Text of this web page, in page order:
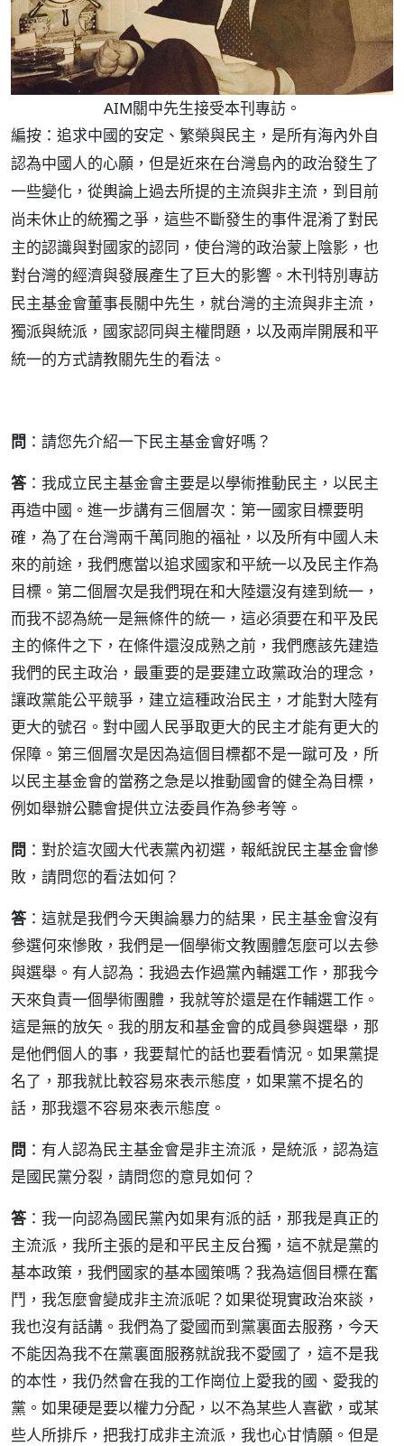
AIM關中先生接受本刊專訪。
編按：追求中國的安定、繁榮與民主，是所有海內外自
認為中國人的心願，但是近來在台灣島內的政治發生了
一些變化，從輿論上過去所提的主流與非主流，到目前
尚未休止的統獨之爭，這些不斷發生的事件混淆了對民
主的認識與對國家的認同，使台灣的政治蒙上陰影，也
對台灣的經濟與發展產生了巨大的影響。木刊特別專訪
民主基金會董事長關中先生，就台灣的主流與非主流，
獨派與統派，國家認同與主權問題，以及兩岸開展和平
統一的方式請教關先生的看法。
問 ：請您先介紹一下民主基金會好嗎？
答：我成立民主基金會主要是以學術推動民主，以民主
再造中國。進一步講有三個層次：第一國家目標要明
確，為了在台灣兩千萬同胞的福祉，以及所有中國人未
來的前途，我們應當以追求國家和平統一以及民主作為
目標。第二個層次是我們現在和大陸還沒有達到統一，
而我不認為統一是無條件的統一，這必須要在和平及民
主的條件之下，在條件還沒成熟之前，我們應該先建造
我們的民主政治，最重要的是要建立政黨政治的理念，
讓政黨能公平競爭，建立這種政治民主，才能對大陸有
更大的號召。對中國人民爭取更大的民主才能有更大的
保障。第三個層次是因為這個目標都不是一蹴可及，所
以民主基金會的當務之急是以推動國會的健全為目標，
例如舉辦公聽會提供立法委員作為參考等。
問 ：對於這次國大代表黨內初選，報紙說民主基金會慘
敗，請問您的看法如何？
答：這就是我們今天輿論暴力的結果，民主基金會沒有
參選何來慘敗，我們是一個學術文教團體怎麼可以去參
與選舉。有人認為：我過去作過黨內輔選工作，那我今
天來負責一個學術團體，我就等於還是在作輔選工作。
這是無的放矢。我的朋友和基金會的成員參與選舉，那
是他們個人的事，我要幫忙的話也要看情況。如果黨提
名了，那我就比較容易來表示態度，如果黨不提名的
話，那我還不容易來表示態度。
問 ：有人認為民主基金會是非主流派，是統派，認為這
是國民黨分裂，請問您的意見如何？
答：我一向認為國民黨內如果有派的話，那我是真正的
主流派，我所主張的是和平民主反台獨，這不就是黨的
基本政策，我們國家的基本國策嗎？我為這個目標在奮
鬥，我怎麼會變成非主流派呢？如果從現實政治來談，
我也沒有話講。我們為了愛國而到黨裏面去服務，今天
不能因為我不在黨裏面服務就說我不愛國了，這不是我
的本性，我仍然會在我的工作崗位上愛我的國、愛我的
黨。如果硬是要以權力分配，以不為某些人喜歡，或某
些人所排斥，把我打成非主流派，我也心甘情願。但是